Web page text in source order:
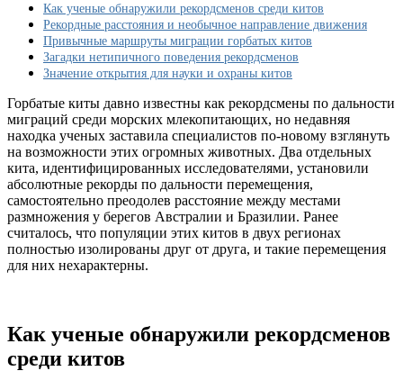
ученых
путешествием
между
Австралией
и
Бразилией
Как ученые обнаружили рекордсменов среди китов
Рекордные расстояния и необычное направление движения
Привычные маршруты миграции горбатых китов
Загадки нетипичного поведения рекордсменов
Значение открытия для науки и охраны китов
Горбатые киты давно известны как рекордсмены по дальности
миграций среди морских млекопитающих, но недавняя
находка ученых заставила специалистов по-новому взглянуть
на возможности этих огромных животных. Два отдельных
кита, идентифицированных исследователями, установили
абсолютные рекорды по дальности перемещения,
самостоятельно преодолев расстояние между местами
размножения у берегов Австралии и Бразилии. Ранее
считалось, что популяции этих китов в двух регионах
полностью изолированы друг от друга, и такие перемещения
для них нехарактерны.
Как ученые обнаружили рекордсменов
среди китов